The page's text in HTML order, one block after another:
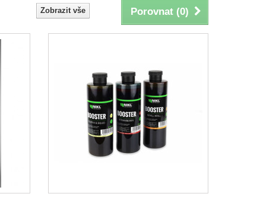
Porovnat (0)
Zobrazit vše